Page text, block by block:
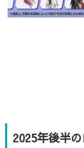
2025年後半